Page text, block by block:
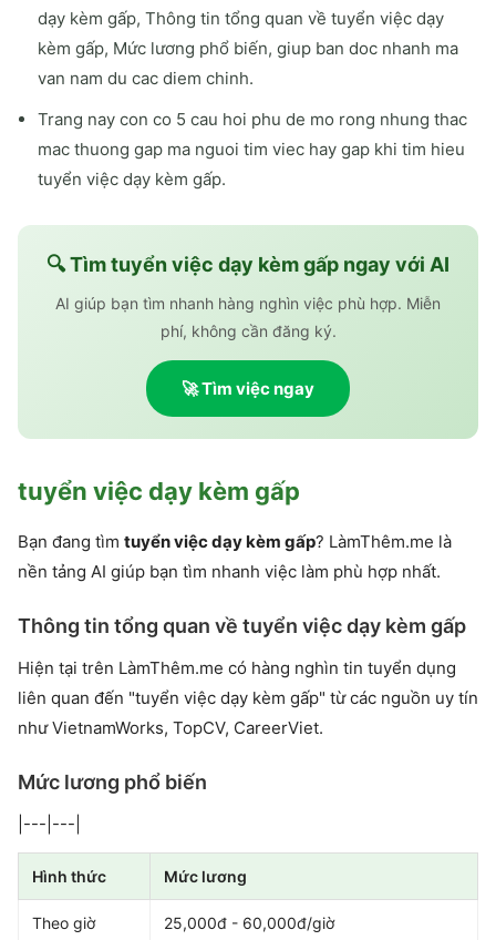
dạy kèm gấp, Thông tin tổng quan về tuyển việc dạy
kèm gấp, Mức lương phổ biến, giup ban doc nhanh ma
van nam du cac diem chinh.
Trang nay con co 5 cau hoi phu de mo rong nhung thac
mac thuong gap ma nguoi tim viec hay gap khi tim hieu
tuyển việc dạy kèm gấp.
🔍 Tìmtuyển việc dạy kèm gấp ngay với AI
AI giúp bạn tìm nhanh hàng nghìn việc phù hợp. Miễn
phí, không cần đăng ký.
🚀 Tìm việc ngay
tuyển việc dạy kèm gấp
Bạn đang tìm tuyển việc dạy kèm gấp? LàmThêm.me là
nền tảng AI giúp bạn tìm nhanh việc làm phù hợp nhất.
Thông tin tổng quan về tuyển việc dạy kèm gấp
Hiện tại trên LàmThêm.me có hàng nghìn tin tuyển dụng
liên quan đến "tuyển việc dạy kèm gấp" từ các nguồn uy tín
như VietnamWorks, TopCV, CareerViet.
Mức lương phổ biến
|---|---|
Hình thức Mức lương
Theo giờ 25,000đ - 60,000đ/giờ